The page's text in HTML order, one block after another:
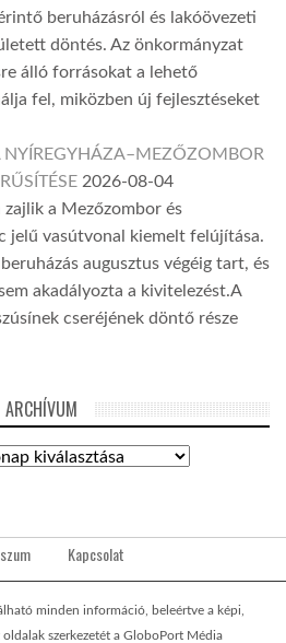
beruházásról és lakóövezeti
döntés. Az önkormányzat
álló forrásokat a lehető
fel, miközben új fejlesztéseket
2026-08-04
a Mezőzombor és
jelű vasútvonal kiemelt felújítása.
augusztus végéig tart, és
akadályozta a kivitelezést.A
cseréjének döntő része
ARCHÍVUM
Kapcsolat
minden információ, beleértve a képi,
szerkezetét a GloboPort Média